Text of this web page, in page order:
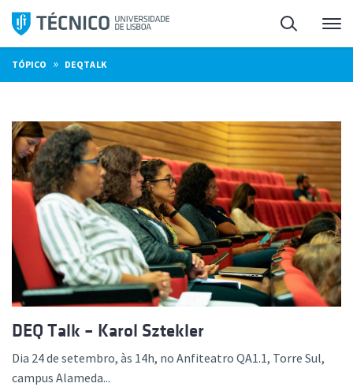
Saltar
para
o
conteúdo
Pesquisa
TÓPICO » DEQTALK
DEQ Talk – Karol Sztekler
Dia 24 de setembro, às 14h, no Anfiteatro QA1.1, Torre Sul,
campus Alameda...